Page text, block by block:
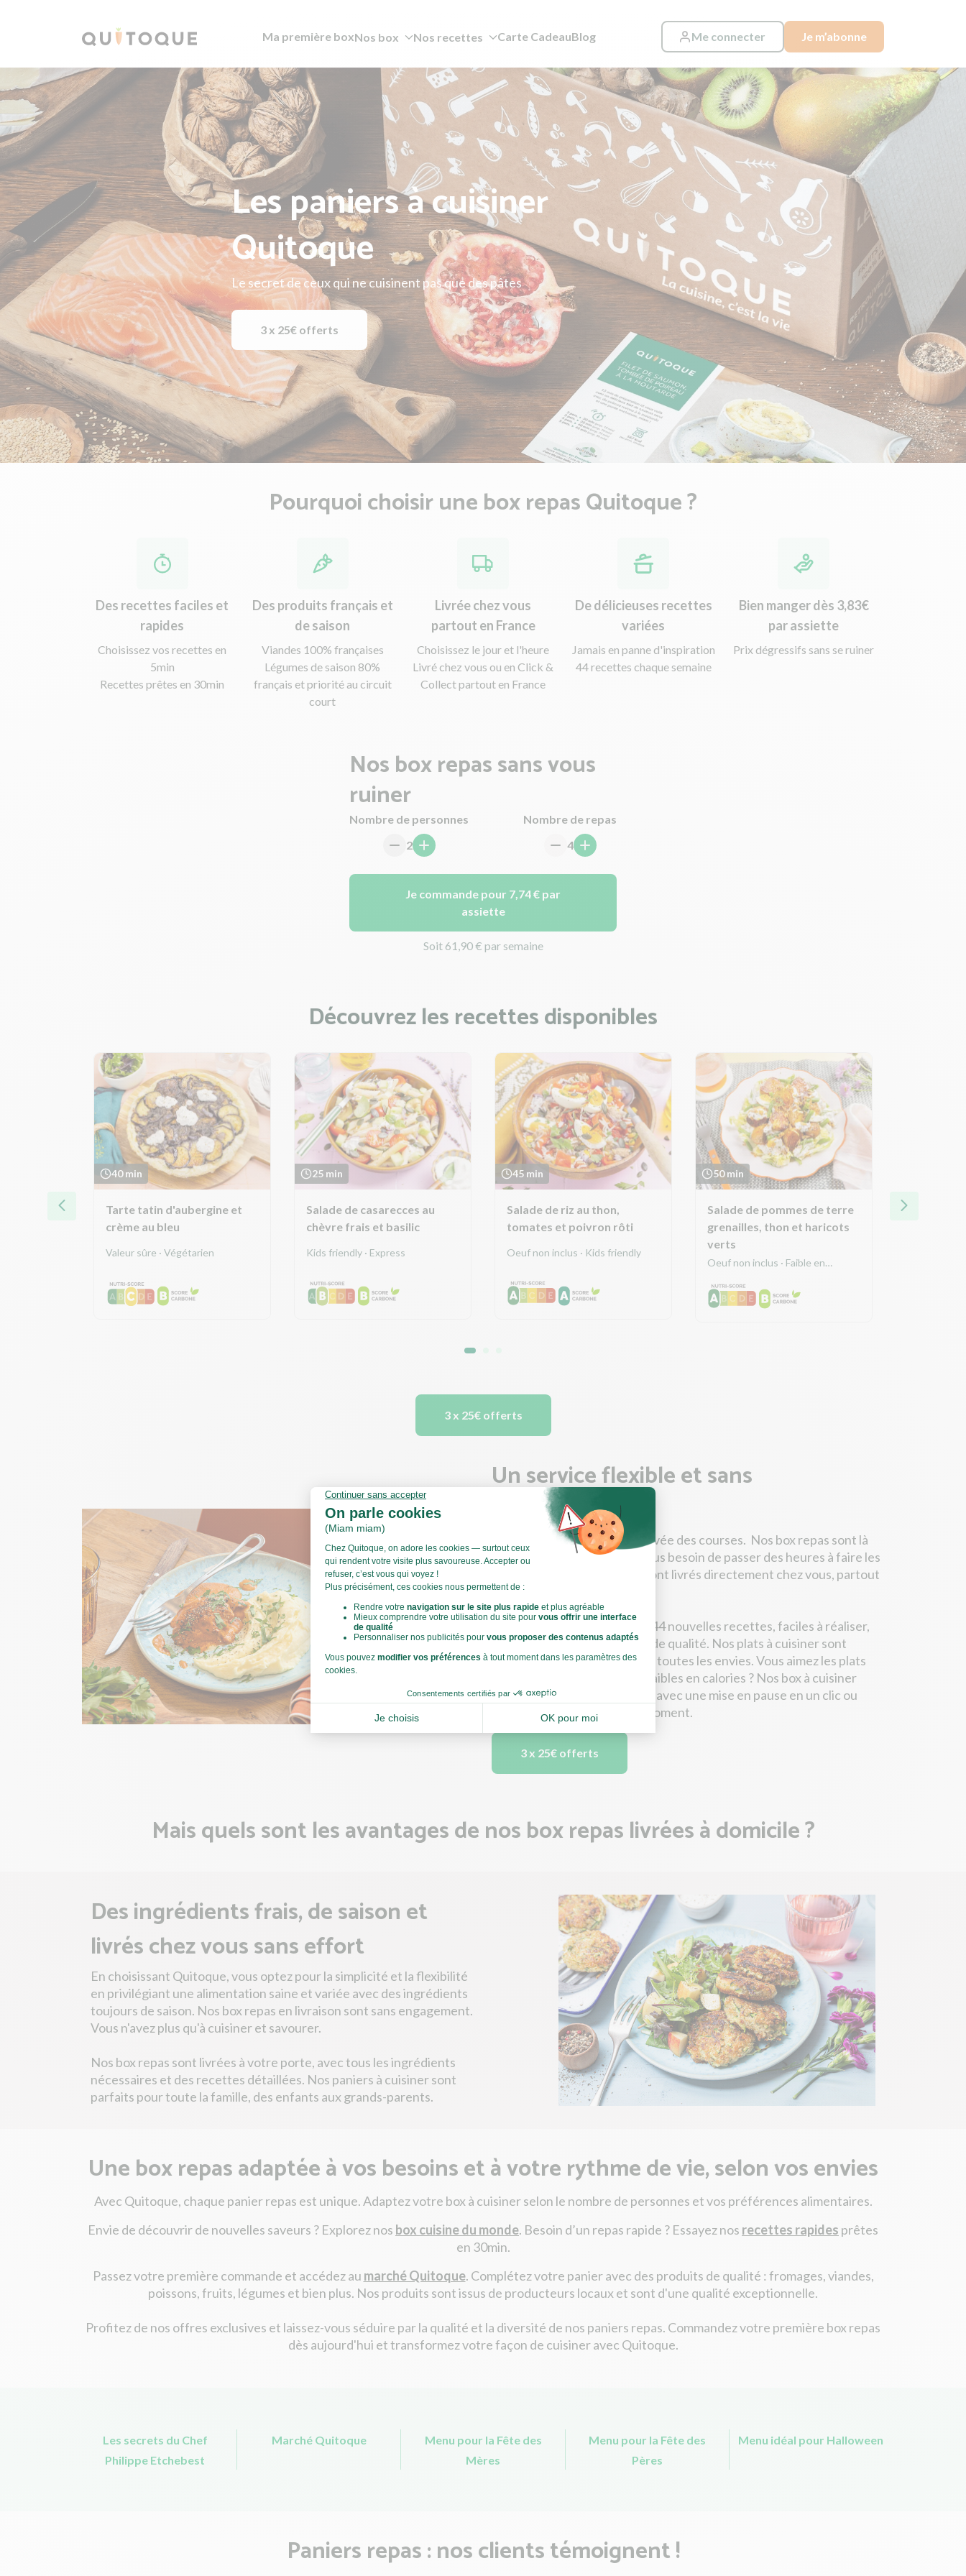
Ma première boxNos box Nos recettes Carte CadeauBlog Me connecter Je m’abonne
Les paniers à cuisiner
Quitoque
Le secret de ceux qui ne cuisinent pas que des pâtes
3 x 25€ offerts
Pourquoi choisir une box repas Quitoque ?
Des recettes faciles et
rapides
Choisissez vos recettes en
5min
Recettes prêtes en 30min
Des produits français et
de saison
Viandes 100% françaises
Légumes de saison 80%
français et priorité au circuit
court
Livrée chez vous
partout en France
Choisissez le jour et l'heure
Livré chez vous ou en Click &
Collect partout en France
De délicieuses recettes
variées
Jamais en panne d'inspiration
44 recettes chaque semaine
Bien manger dès 3,83€
par assiette
Prix dégressifs sans se ruiner
Nos box repas sans vous
ruiner
Nombre de personnes
2
Nombre de repas
4
Je commande pour 7,74 € par
assiette
Soit 61,90 € par semaine
Découvrez les recettes disponibles
40 min
Tarte tatin d'aubergine et
crème au bleu
Valeur sûre · Végétarien
25 min
Salade de casarecces au
chèvre frais et basilic
Kids friendly · Express
45 min
Salade de riz au thon,
tomates et poivron rôti
Oeuf non inclus · Kids friendly
50 min
Salade de pommes de terre
grenailles, thon et haricots
verts
Oeuf non inclus · Faible en
3 x 25€ offerts
Un service flexible et sans
engagement
Avec Quitoque, oubliez la corvée des courses. Nos box repas sont là
pour vous
simplifier la vie
: plus besoin de passer des heures à faire les
courses. Nos paniers repas sont livrés directement chez vous, partout
en France (sauf Corse).
Chaque semaine, découvrez 44 nouvelles recettes, faciles à réaliser,
avec des ingrédients frais et de qualité. Nos plats à cuisiner sont
conçus pour tous les goûts et toutes les envies. Vous aimez les plats
gourmands, végétariens ou faibles en calories ? Nos box à cuisiner
s'adaptent à vos préférences avec une mise en pause en un clic ou
possibilité de résilier à tout moment.
3 x 25€ offerts
Mais quels sont les avantages de nos box repas livrées à domicile ?
Des ingrédients frais, de saison et
livrés chez vous sans effort
En choisissant Quitoque, vous optez pour la simplicité et la flexibilité
en privilégiant une alimentation saine et variée avec des ingrédients
toujours de saison. Nos box repas en livraison sont sans engagement.
Vous n'avez plus qu'à cuisiner et savourer.
Nos box repas sont livrées à votre porte, avec tous les ingrédients
nécessaires et des recettes détaillées. Nos paniers à cuisiner sont
parfaits pour toute la famille, des enfants aux grands-parents.
Une box repas adaptée à vos besoins et à votre rythme de vie, selon vos envies
Avec Quitoque, chaque panier repas est unique. Adaptez votre box à cuisiner selon le nombre de personnes et vos préférences alimentaires.
Envie de découvrir de nouvelles saveurs ? Explorez nos box cuisine du monde. Besoin d’un repas rapide ? Essayez nos recettes rapides prêtes
en 30min.
Passez votre première commande et accédez au marché Quitoque. Complétez votre panier avec des produits de qualité : fromages, viandes,
poissons, fruits, légumes et bien plus. Nos produits sont issus de producteurs locaux et sont d'une qualité exceptionnelle.
Profitez de nos offres exclusives et laissez-vous séduire par la qualité et la diversité de nos paniers repas. Commandez votre première box repas
dès aujourd'hui et transformez votre façon de cuisiner avec Quitoque.
Les secrets du Chef
Philippe Etchebest
Marché Quitoque
Menu pour la Fête des
Mères
Menu pour la Fête des
Pères
Menu idéal pour Halloween
Paniers repas : nos clients témoignent !